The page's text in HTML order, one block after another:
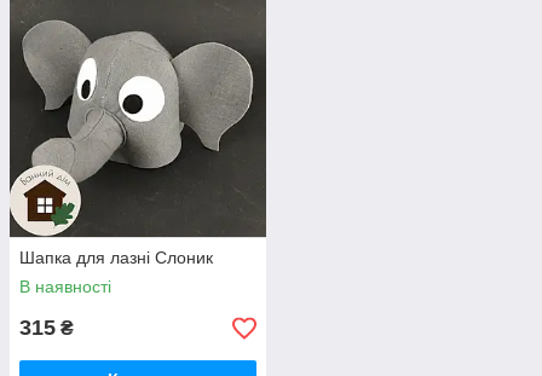
Шапка для лазні Слоник
В наявності
315 ₴